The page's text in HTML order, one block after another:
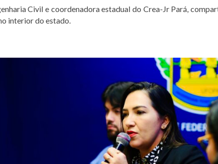
Civil e coordenadora estadual do Crea-Jr Pará,
interior do estado.